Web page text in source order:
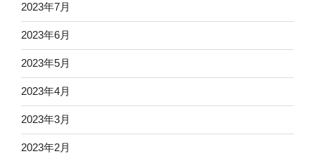
2023年7月
2023年6月
2023年5月
2023年4月
2023年3月
2023年2月